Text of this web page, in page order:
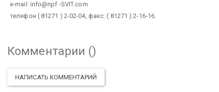
e-mail: info@npf -SVIT.com
телефон ( 81271 ) 2-02-04, факс: ( 81271 ) 2-16-16.
Комментарии ()
НАПИСАТЬ КОММЕНТАРИЙ